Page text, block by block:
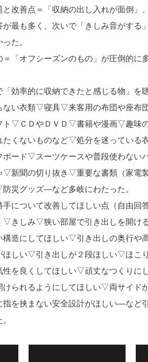
改善点＝「収納の出し入れが面倒」
最も多く、次いで「きしみ音がする
た。
「オフシーズンのもの」が圧倒的に多
効率的に収納できたと感じる物」を
ない衣類▽寝具▽来客用の布団や座布
▽ＣＤやＤＶＤ▽書籍や漫画▽趣味
たくないものなど▽処分を迷っている
ボード▽スーツケースや普段使わない
▽新聞の切り抜き▽重要な書類（家電
災グッズ―など多岐にわたった。
について改善してほしい点（自由回
▽きしみ▽狭い部屋で引き出しを開け
構造にしてほしい▽引き出しの奥行や
ほしい▽引き出しが２段ほしい▽ほこ
を良くしてほしい▽頑丈なつくりに
けられるようにしてほしい▽両サイド
を挟まない安全設計がほしい―など